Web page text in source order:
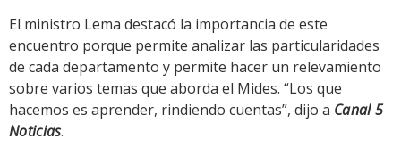
El ministro Lema destacó la importancia de este
encuentro porque permite analizar las particularidades
de cada departamento y permite hacer un relevamiento
sobre varios temas que aborda el Mides. “Los que
hacemos es aprender, rindiendo cuentas”, dijo a Canal 5
Noticias.